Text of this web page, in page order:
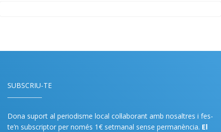
SUBSCRIU-TE
Dona suport al periodisme local col·laborant amb nosaltres i fes-
te’n subscriptor per només 1€ setmanal sense permanència. El